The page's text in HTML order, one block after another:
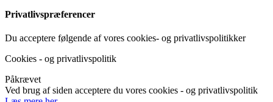
Privatlivspræferencer
Du acceptere følgende af vores cookies- og privatlivspolitikker
Cookies - og privatlivspolitik
Påkrævet
Ved brug af siden acceptere du vores cookies - og privatlivspolitik